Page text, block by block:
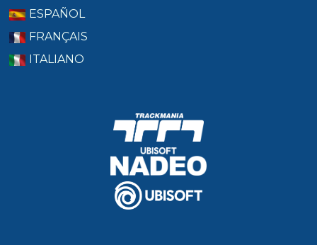
ESPAÑOL
FRANÇAIS
ITALIANO